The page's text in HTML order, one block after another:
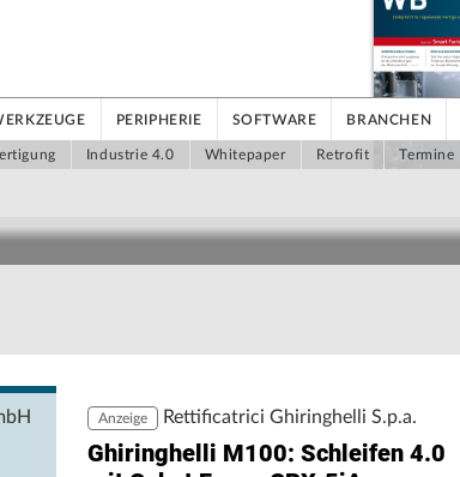
PERIPHERIE SOFTWARE BRANCHEN
Industrie 4.0 Whitepaper Retrofit Termine
ermöglicht den direkten Zugriff auf
bei der Analyse von
Anzeige Rettificatrici Ghiringhelli S.p.a.
Ghiringhelli M100: Schleifen 4.0